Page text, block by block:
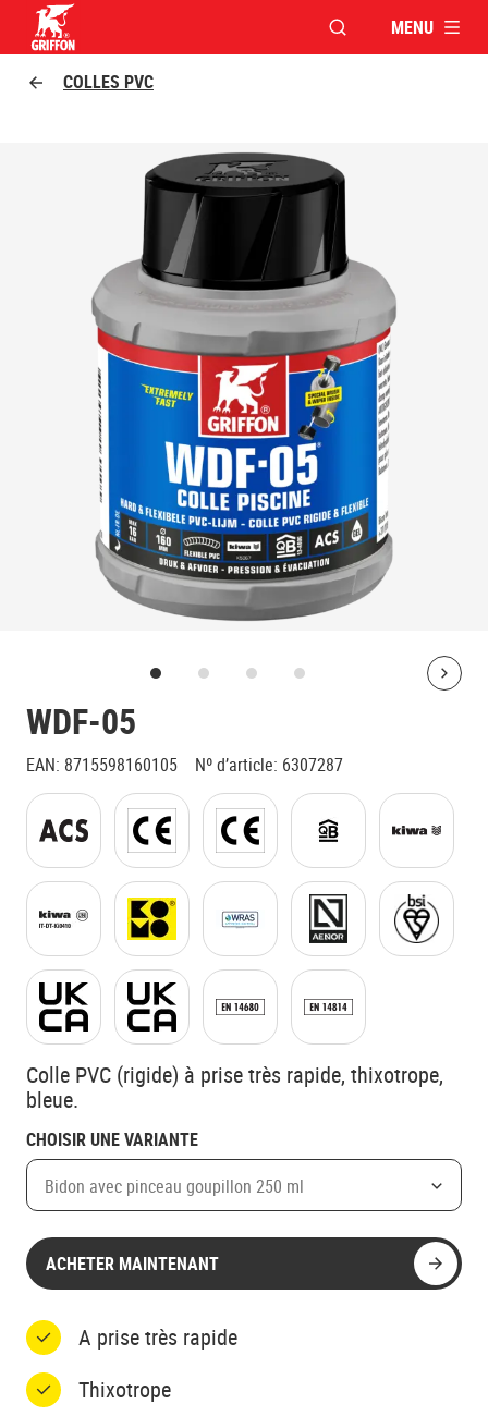
OUVRIR LAMENU
COLLES PVC
WDF-05
EAN: 8715598160105 Nº d’article: 6307287
Colle PVC (rigide) à prise très rapide, thixotrope,
bleue.
CHOISIR UNE VARIANTE
Bidon avec pinceau goupillon 250 ml
ACHETER MAINTENANT
A prise très rapide
Thixotrope